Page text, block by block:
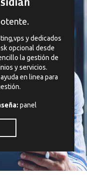
y dedicados
opcional desde
la gestión de
y servicios.
en linea para
panel